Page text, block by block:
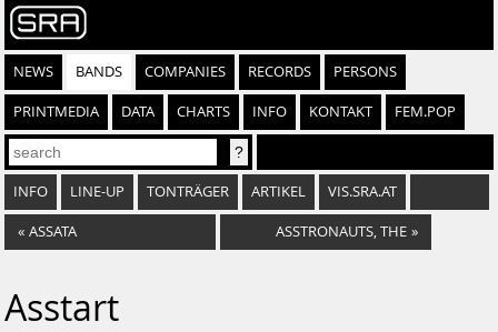
NEWS BANDS COMPANIES RECORDS PERSONS
PRINTMEDIA DATA CHARTS INFO KONTAKT FEM.POP
INFO LINE-UP TONTRÄGER ARTIKEL VIS.SRA.AT
« ASSATA ASSTRONAUTS, THE »
Asstart